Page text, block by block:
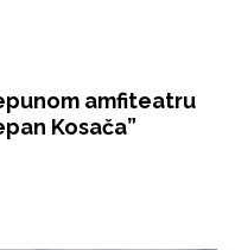
amfiteatru
Kosača”